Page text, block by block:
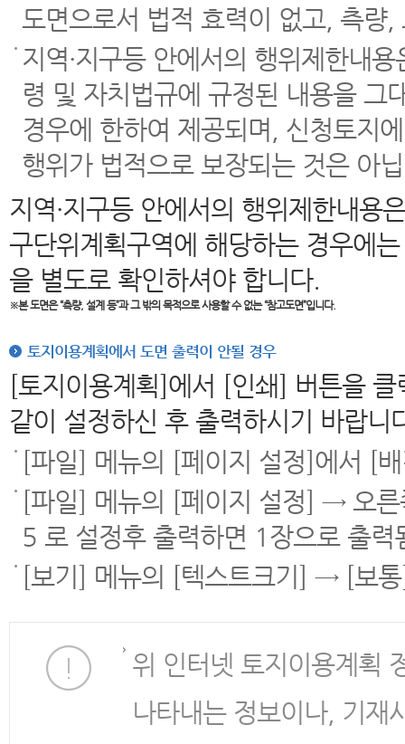
도면으로서 법적 효력이 없고, 측량
지역·지구등 안에서의 행위제한내
령 및 자치법규에 규정된 내용을 그
경우에 한하여 제공되며, 신청토지
행위가 법적으로 보장되는 것은 아
지역·지구등 안에서의 행위제한내용
구단위계획구역에 해당하는 경우에
을 별도로 확인하셔야 합니다.
※본 도면은“측량, 설계 등”과 그 밖의 목적으로 사용할 수 없는 “참고도면”입니다.
토지이용계획에서 도면 출력이 안될 경우
[토지이용계획]에서 [인쇄] 버튼을
같이 설정하신 후 출력하시기 바랍니
[파일] 메뉴의 [페이지 설정]에서 [
[파일] 메뉴의 [페이지 설정] → 오
5 로 설정후 출력하면 1장으로 출력
[보기] 메뉴의 [텍스트크기] → [보
위 인터넷 토지이용계획
나타내는 정보이나, 기재